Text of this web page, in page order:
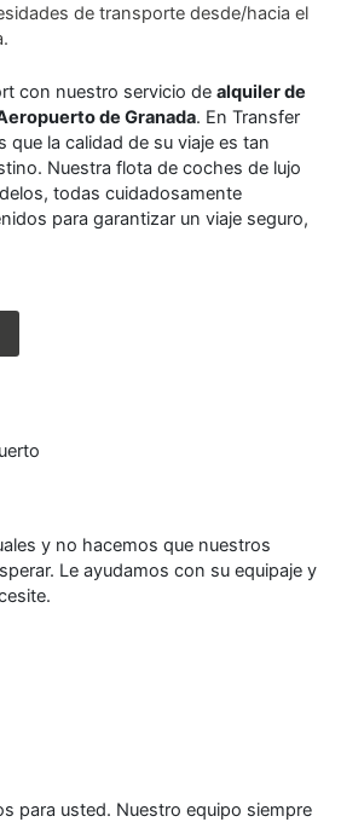
de transporte desde/hacia el
con nuestro servicio de alquiler de
de Granada. En Transfer
que la calidad de su viaje es tan
Nuestra flota de coches de lujo
todas cuidadosamente
para garantizar un viaje seguro,
y no hacemos que nuestros
Le ayudamos con su equipaje y
para usted. Nuestro equipo siempre